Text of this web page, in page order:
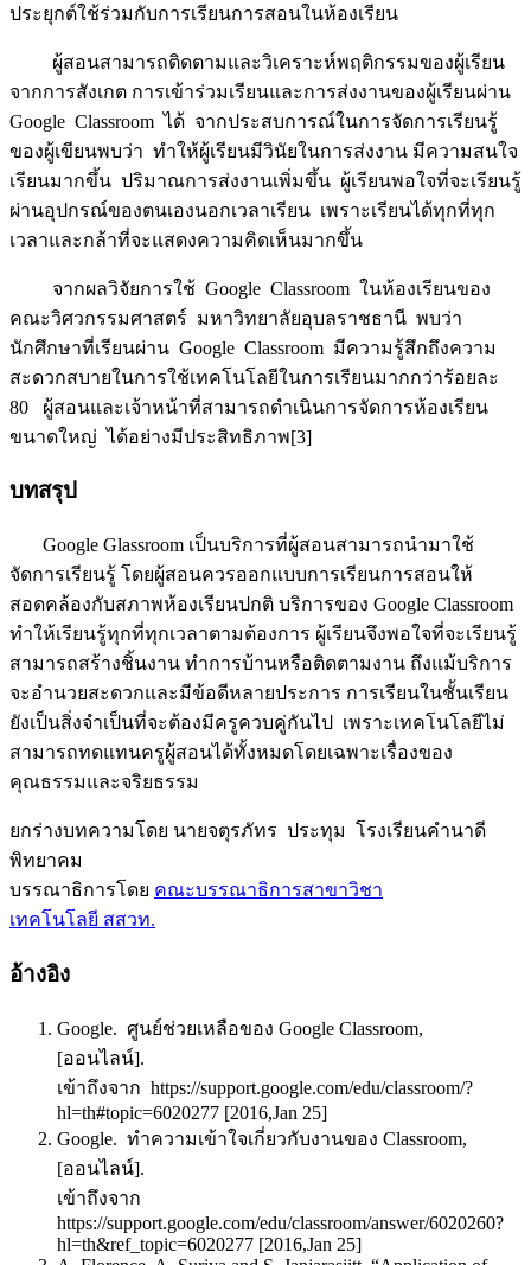
ประยุกต์ใช้ร่วมกับการเรียนการสอนในห้องเรียน
ผู้สอนสามารถติดตามและวิเคราะห์พฤติกรรมของผู้เรียน
จากการสังเกต การเข้าร่วมเรียนและการส่งงานของผู้เรียนผ่าน
Google Classroom ได้ จากประสบการณ์ในการจัดการเรียนรู้
ของผู้เขียนพบว่า ทำให้ผู้เรียนมีวินัยในการส่งงาน มีความสนใจ
เรียนมากขึ้น ปริมาณการส่งงานเพิ่มขึ้น ผู้เรียนพอใจที่จะเรียนรู้
ผ่านอุปกรณ์ของตนเองนอกเวลาเรียน เพราะเรียนได้ทุกที่ทุก
เวลาและกล้าที่จะแสดงความคิดเห็นมากขึ้น
จากผลวิจัยการใช้ Google Classroom ในห้องเรียนของ
คณะวิศวกรรมศาสตร์ มหาวิทยาลัยอุบลราชธานี พบว่า
นักศึกษาที่เรียนผ่าน Google Classroom มีความรู้สึกถึงความ
สะดวกสบายในการใช้เทคโนโลยีในการเรียนมากกว่าร้อยละ
80 ผู้สอนและเจ้าหน้าที่สามารถดำเนินการจัดการห้องเรียน
ขนาดใหญ่ ได้อย่างมีประสิทธิภาพ[3]
บทสรุป
Google Glassroom เป็นบริการที่ผู้สอนสามารถนำมาใช้
จัดการเรียนรู้ โดยผู้สอนควรออกแบบการเรียนการสอนให้
สอดคล้องกับสภาพห้องเรียนปกติ บริการของ Google Classroom
ทำให้เรียนรู้ทุกที่ทุกเวลาตามต้องการ ผู้เรียนจึงพอใจที่จะเรียนรู้
สามารถสร้างชิ้นงาน ทำการบ้านหรือติดตามงาน ถึงแม้บริการ
จะอำนวยสะดวกและมีข้อดีหลายประการ การเรียนในชั้นเรียน
ยังเป็นสิ่งจำเป็นที่จะต้องมีครูควบคู่กันไป เพราะเทคโนโลยีไม่
สามารถทดแทนครูผู้สอนได้ทั้งหมดโดยเฉพาะเรื่องของ
คุณธรรมและจริยธรรม
ยกร่างบทความโดย นายจตุรภัทร ประทุม โรงเรียนคำนาดี
พิทยาคม
บรรณาธิการโดย คณะบรรณาธิการสาขาวิชา
เทคโนโลยี สสวท.
อ้างอิง
Google. ศูนย์ช่วยเหลือของ Google Classroom,
[ออนไลน์].
เข้าถึงจาก https://support.google.com/edu/classroom/?
hl=th#topic=6020277 [2016,Jan 25]
Google. ทำความเข้าใจเกี่ยวกับงานของ Classroom,
[ออนไลน์].
เข้าถึงจาก
https://support.google.com/edu/classroom/answer/6020260?
hl=th&ref_topic=6020277 [2016,Jan 25]